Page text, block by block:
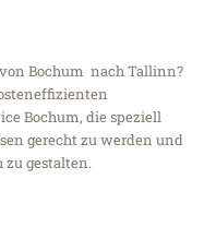
Bochum nach Tallinn?
Bochum, die speziell
gerecht zu werden und
zu gestalten.